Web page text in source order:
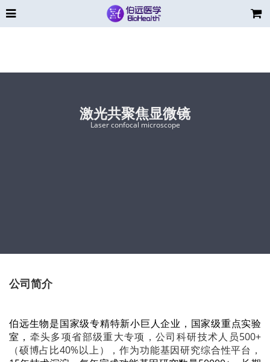
激光共聚焦显微镜
Laser confocal microscope
公司简介
伯远生物是国家级专精特新小巨人企业， 国家级重点实验
室， 牵头多项省部级重大专项，公司科研技术人员500+
（硕博占比40%以上），作为功能基因研究综合性平台，